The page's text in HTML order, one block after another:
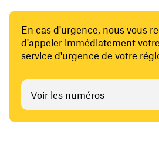
En cas d'urgence, nous vous
d'appeler immédiatement
service d'urgence de votre
Voir les numéros